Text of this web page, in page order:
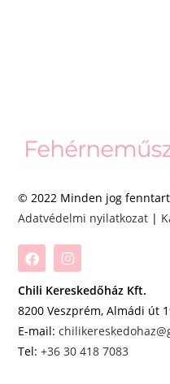
© 2022 Minden jog
Adatvédelmi nyilatkozat |
Chili Kereskedőház Kft.
8200 Veszprém, Almádi út
E-mail:
Tel:+36 30 418 7083